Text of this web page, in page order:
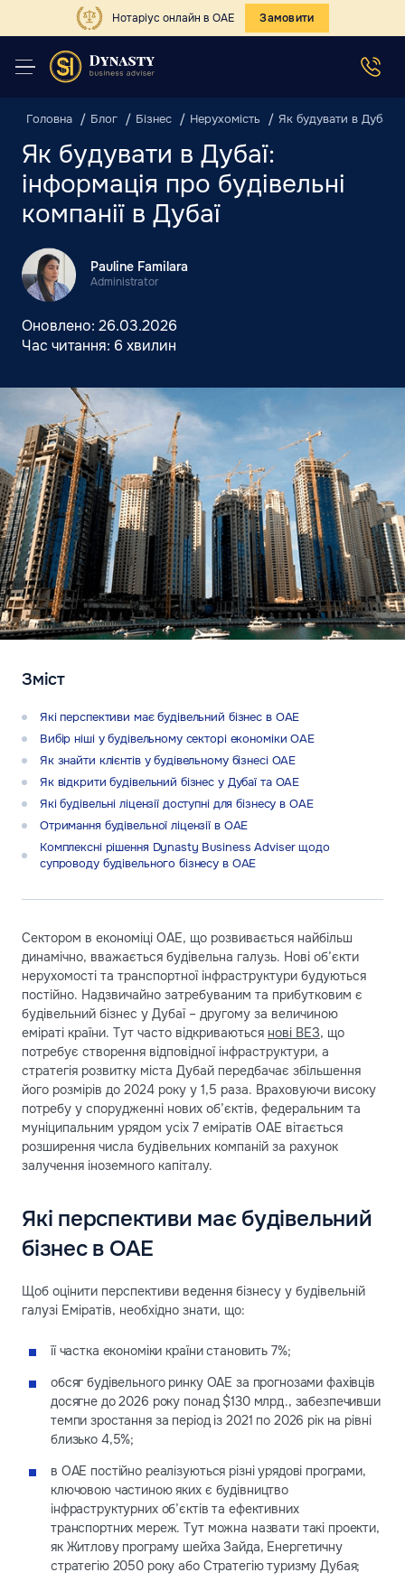
Нотаріус онлайн в ОАЕ Замовити
Головна Блог Бізнес Нерухомість Як будувати в Дубаї:
Як будувати в Дубаї:
інформація про будівельні
компанії в Дубаї
Pauline Familara
Administrator
Оновлено: 26.03.2026
Час читання: 6 хвилин
Зміст
Які перспективи має будівельний бізнес в ОАЕ
Вибір ніші у будівельному секторі економіки ОАЕ
Як знайти клієнтів у будівельному бізнесі ОАЕ
Як відкрити будівельний бізнес у Дубаї та ОАЕ
Які будівельні ліцензії доступні для бізнесу в ОАЕ
Отримання будівельної ліцензії в ОАЕ
Комплексні рішення Dynasty Business Adviser щодо
супроводу будівельного бізнесу в ОАЕ
Сектором в економіці ОАЕ, що розвивається найбільш
динамічно, вважається будівельна галузь. Нові об’єкти
нерухомості та транспортної інфраструктури будуються
постійно. Надзвичайно затребуваним та прибутковим є
будівельний бізнес у Дубаї – другому за величиною
еміраті країни. Тут часто відкриваються нові ВЕЗ, що
потребує створення відповідної інфраструктури, а
стратегія розвитку міста Дубай передбачає збільшення
його розмірів до 2024 року у 1,5 раза. Враховуючи високу
потребу у спорудженні нових об’єктів, федеральним та
муніципальним урядом усіх 7 еміратів ОАЕ вітається
розширення числа будівельних компаній за рахунок
залучення іноземного капіталу.
Які перспективи має будівельний
бізнес в ОАЕ
Щоб оцінити перспективи ведення бізнесу у будівельній
галузі Еміратів, необхідно знати, що:
її частка економіки країни становить 7%;
обсяг будівельного ринку ОАЕ за прогнозами фахівців
досягне до 2026 року понад $130 млрд., забезпечивши
темпи зростання за період із 2021 по 2026 рік на рівні
близько 4,5%;
в ОАЕ постійно реалізуються різні урядові програми,
ключовою частиною яких є будівництво
інфраструктурних об’єктів та ефективних
транспортних мереж. Тут можна назвати такі проекти,
як Житлову програму шейха Зайда, Енергетичну
стратегію 2050 року або Стратегію туризму Дубая;